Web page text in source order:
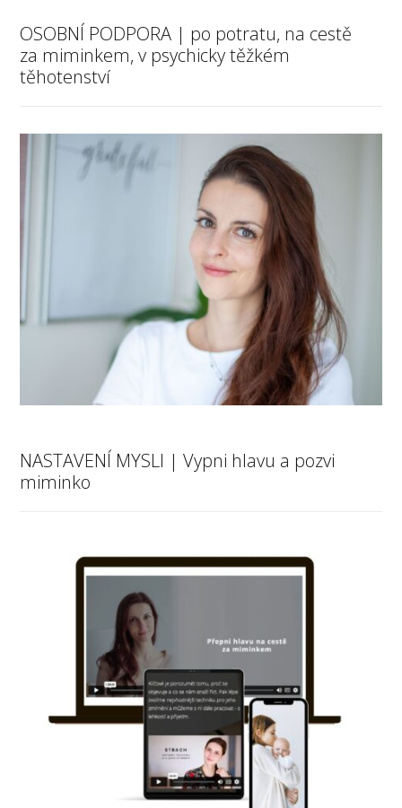
OSOBNÍ PODPORA | po potratu, na cestě
za miminkem, v psychicky těžkém
těhotenství
NASTAVENÍ MYSLI | Vypni hlavu a pozvi
miminko